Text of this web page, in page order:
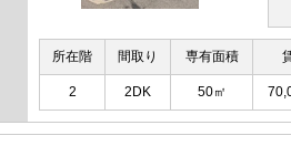
所在階 間取り 専有面積
2 2DK 50㎡